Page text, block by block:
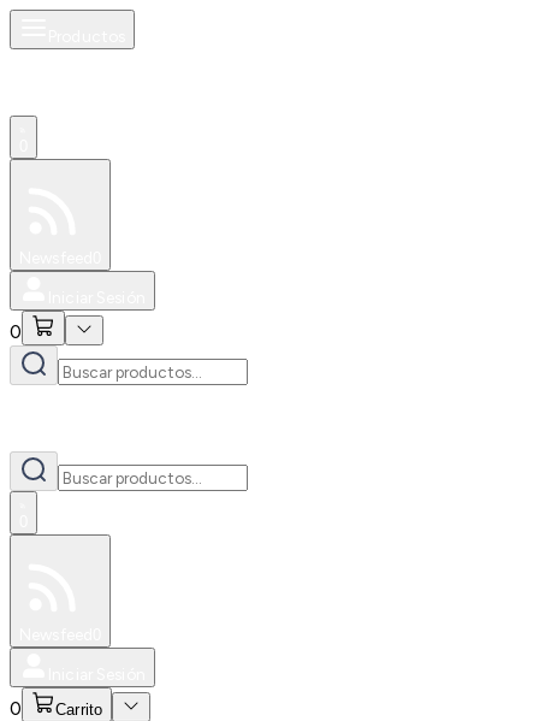
0
0 Carrito